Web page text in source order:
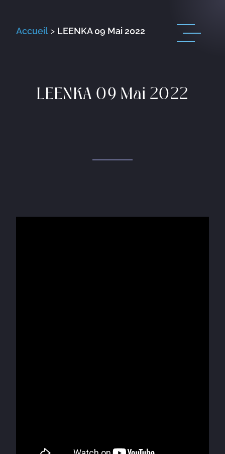
Accueil> LEENKA 09 Mai 2022
LEENKA 09 Mai 2022